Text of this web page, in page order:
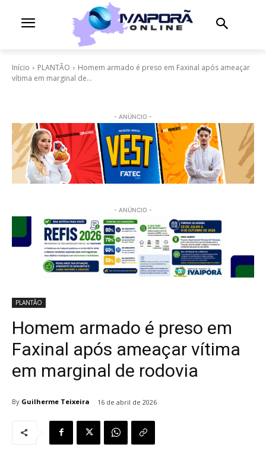
Início PLANTÃO
Homem armado é preso em Faxinal após ameaçar
vítima em marginal de...
- ANÚNCIO -
- ANÚNCIO -
PLANTÃO
Homem armado é preso em
Faxinal após ameaçar vítima
em marginal de rodovia
By Guilherme Teixeira 16 de abril de 2026